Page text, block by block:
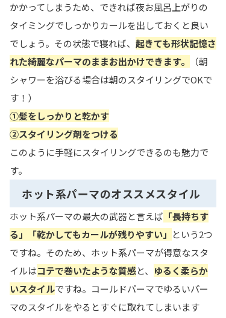
かかってしまうため、できれば夜お風呂上がりの
タイミングでしっかりカールを出しておくと良い
でしょう。その状態で寝れば、 起きても形状記憶さ
れた綺麗なパーマのままお出かけできます。
（朝
シャワーを浴びる場合は朝のスタイリングでOKで
す！）
①髪をしっかりと乾かす
②スタイリング剤をつける
このように手軽にスタイリングできるのも魅力で
す。
ホット系パーマのオススメスタイル
ホット系パーマの最大の武器と言えば 「長持ちす
る」
「乾かしてもカールが残りやすい」 という2つ
ですね。そのため、ホット系パーマが得意なスタ
イルはコテで巻いたような質感と、 ゆるく柔らか
いスタイルですね。コールドパーマでゆるいパー
マのスタイルをやるとすぐに取れてしまいます